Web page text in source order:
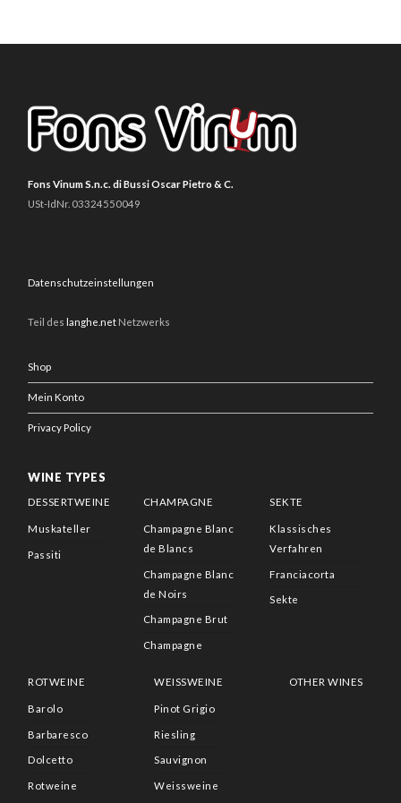
Fons Vinum S.n.c. di Bussi Oscar Pietro & C.
USt-IdNr. 03324550049
Datenschutzeinstellungen
Teil des langhe.net Netzwerks
Shop
Mein Konto
Privacy Policy
WINE TYPES
DESSERTWEINE
Muskateller
Passiti
CHAMPAGNE
Champagne Blanc
de Blancs
Champagne Blanc
de Noirs
Champagne Brut
Champagne
SEKTE
Klassisches
Verfahren
Franciacorta
Sekte
ROTWEINE
Barolo
Barbaresco
Dolcetto
Rotweine
WEISSWEINE
Pinot Grigio
Riesling
Sauvignon
Weissweine
OTHER WINES